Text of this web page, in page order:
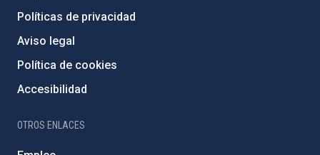
Políticas de privacidad
Aviso legal
Política de cookies
Accesibilidad
OTROS ENLACES